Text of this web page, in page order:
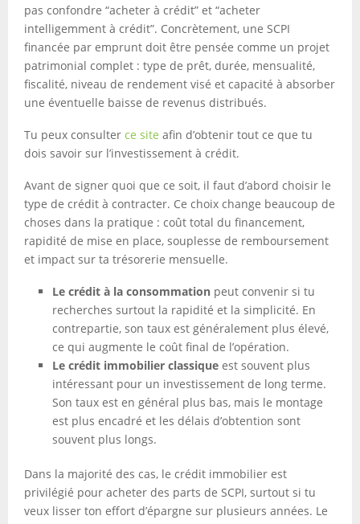
pas confondre “acheter à crédit” et “acheter
intelligemment à crédit”. Concrètement, une SCPI
financée par emprunt doit être pensée comme un projet
patrimonial complet : type de prêt, durée, mensualité,
fiscalité, niveau de rendement visé et capacité à absorber
une éventuelle baisse de revenus distribués.
Tu peux consulter ce site afin d’obtenir tout ce que tu
dois savoir sur l’investissement à crédit.
Avant de signer quoi que ce soit, il faut d’abord choisir le
type de crédit à contracter. Ce choix change beaucoup de
choses dans la pratique : coût total du financement,
rapidité de mise en place, souplesse de remboursement
et impact sur ta trésorerie mensuelle.
Le crédit à la consommation peut convenir si tu
recherches surtout la rapidité et la simplicité. En
contrepartie, son taux est généralement plus élevé,
ce qui augmente le coût final de l’opération.
Le crédit immobilier classique est souvent plus
intéressant pour un investissement de long terme.
Son taux est en général plus bas, mais le montage
est plus encadré et les délais d’obtention sont
souvent plus longs.
Dans la majorité des cas, le crédit immobilier est
privilégié pour acheter des parts de SCPI, surtout si tu
veux lisser ton effort d’épargne sur plusieurs années. Le